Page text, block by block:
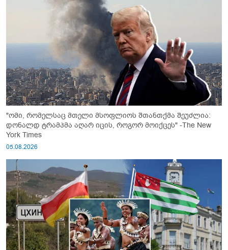
"ომი, რომელსაც მთელი მსოფლიოს შთანთქმა შეუძლია:
დონალდ ტრამპმა აღარ იცის, როგორ მოიქცეს" -The New
York Times
05.08.2026